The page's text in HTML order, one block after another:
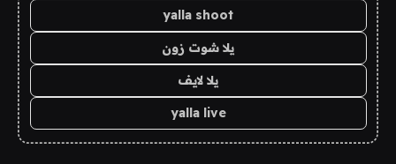
yalla shoot
يلا شوت زون
يلا لايف
yalla live